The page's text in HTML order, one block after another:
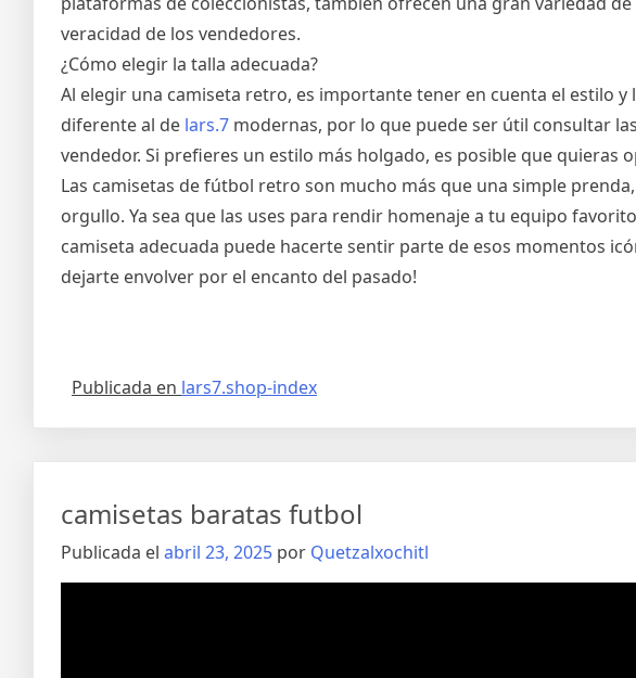
veracidad de los vendedores.
¿Cómo elegir la talla adecuada?
Al elegir una camiseta retro, es importante tener en cuenta el estilo
diferente al de lars.7 modernas, por lo que puede ser útil consultar
vendedor. Si prefieres un estilo más holgado, es posible que quieras
Las camisetas de fútbol retro son mucho más que una simple
orgullo. Ya sea que las uses para rendir homenaje a tu equipo
camiseta adecuada puede hacerte sentir parte de esos momentos
dejarte envolver por el encanto del pasado!
Publicada en lars7.shop-index
camisetas baratas futbol
Publicada el abril 23, 2025 por Quetzalxochitl